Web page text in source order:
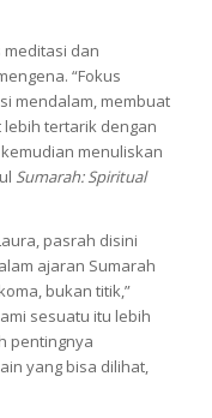
meditasi dan
“Fokus
mendalam, membuat
tertarik dengan
menuliskan
Sumarah: Spiritual
pasrah disini
ajaran Sumarah
bukan titik,”
sesuatu itu lebih
pentingnya
yang bisa dilihat,